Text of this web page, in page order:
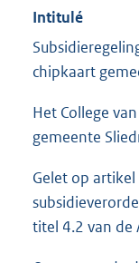
Intitulé
chipkaart
Het College
gemeente
Gelet op
titel 4.2 van de